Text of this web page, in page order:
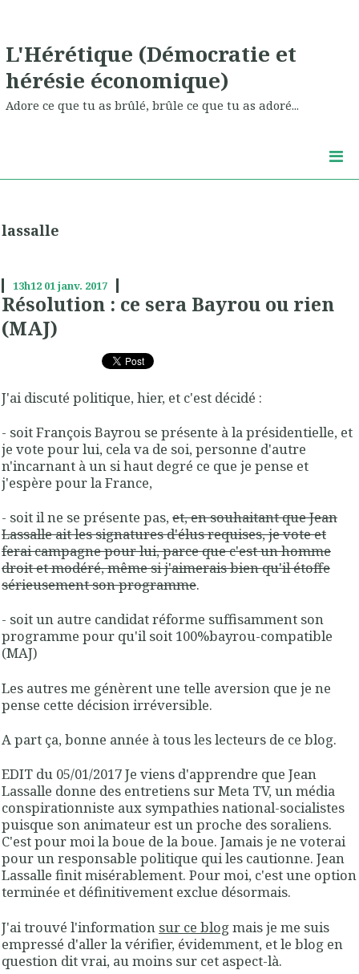
L'Hérétique (Démocratie et
hérésie économique)
Adore ce que tu as brûlé, brûle ce que tu as adoré...
lassalle
13h12 01janv. 2017
Résolution : ce sera Bayrou ou rien
(MAJ)
J'ai discuté politique, hier, et c'est décidé :
- soit François Bayrou se présente à la présidentielle, et
je vote pour lui, cela va de soi, personne d'autre
n'incarnant à un si haut degré ce que je pense et
j'espère pour la France,
- soit il ne se présente pas,et, en souhaitant que Jean
Lassalle ait les signatures d'élus requises, je vote et
ferai campagne pour lui, parce que c'est un homme
droit et modéré, même si j'aimerais bien qu'il étoffe
sérieusement son programme.
- soit un autre candidat réforme suffisamment son
programme pour qu'il soit 100%bayrou-compatible
(MAJ)
Les autres me génèrent une telle aversion que je ne
pense cette décision irréversible.
A part ça, bonne année à tous les lecteurs de ce blog.
EDIT du 05/01/2017 Je viens d'apprendre que Jean
Lassalle donne des entretiens sur Meta TV, un média
conspirationniste aux sympathies national-socialistes
puisque son animateur est un proche des soraliens.
C'est pour moi la boue de la boue. Jamais je ne voterai
pour un responsable politique qui les cautionne. Jean
Lassalle finit misérablement. Pour moi, c'est une option
terminée et définitivement exclue désormais.
J'ai trouvé l'information sur ce blogmais je me suis
empressé d'aller la vérifier, évidemment, et le blog en
question dit vrai, au moins sur cet aspect-là.